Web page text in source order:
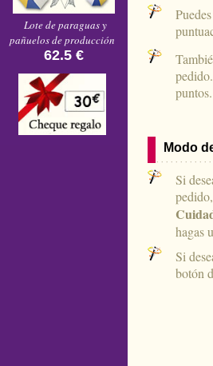
Lote de paraguas y
pañuelos de producción
62.5 €
puntos.
Modo
Si
hagas
Si
botón